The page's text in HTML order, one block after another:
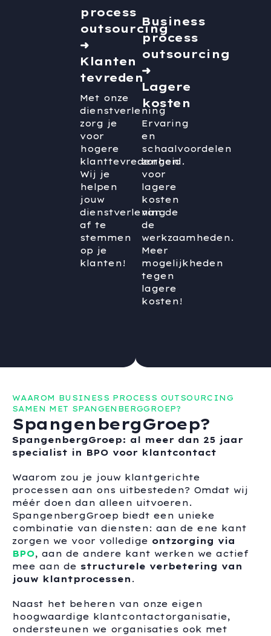
process
outsourcing
➜
Klanten
tevreden
Met onze
dienstverlening
zorg je
voor
hogere
klanttevredenheid.
Wij je
helpen
jouw
dienstverlening
af te
stemmen
op je
klanten!
Business
process
outsourcing
➜
Lagere
kosten
Ervaring
en
schaalvoordelen
zorgen
voor
lagere
kosten
van de
de
werkzaamheden.
Meer
mogelijkheden
tegen
lagere
kosten!
WAAROM BUSINESS PROCESS OUTSOURCING
SAMEN MET SPANGENBERGGROEP?
SpangenbergGroep?
SpangenbergGroep: al meer dan 25 jaar
specialist in BPO voor klantcontact
Waarom zou je jouw klantgerichte
processen aan ons uitbesteden? Omdat wij
méér doen dan alleen uitvoeren.
SpangenbergGroep biedt een unieke
combinatie van diensten: aan de ene kant
zorgen we voor volledige ontzorging via
BPO, aan de andere kant werken we actief
mee aan de structurele verbetering van
jouw klantprocessen .
Naast het beheren van onze eigen
hoogwaardige klantcontactorganisatie,
ondersteunen we organisaties ook met